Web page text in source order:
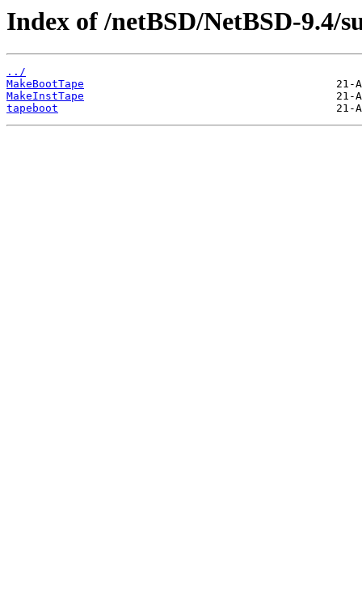
Index of /netBSD/NetBSD-9.4/
../
MakeBootTape
MakeInstTape
tapeboot